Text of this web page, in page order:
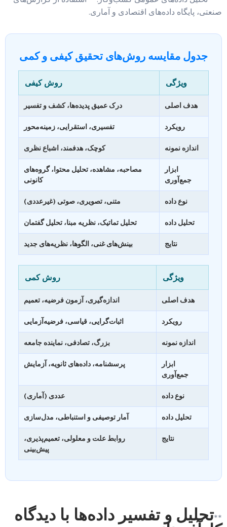
صنعتی، پایگاه داده‌های اقتصادی و آماری.
جدول مقایسه روش‌های تحقیق کیفی و کمی
ویژگی روش کیفی
هدف اصلی درک عمیق پدیده‌ها، کشف و تفسیر
رویکرد تفسیری، استقرایی، زمینه‌محور
اندازه نمونه کوچک، هدفمند، اشباع نظری
ابزار
جمع‌آوری
مصاحبه، مشاهده، تحلیل محتوا، گروه‌های
کانونی
نوع داده متنی، تصویری، صوتی (غیرعددی)
تحلیل داده تحلیل تماتیک، نظریه مبنا، تحلیل گفتمان
نتایج بینش‌های غنی، الگوها، نظریه‌های جدید
ویژگی روش کمی
هدف اصلی اندازه‌گیری، آزمون فرضیه، تعمیم
رویکرد اثبات‌گرایی، قیاسی، فرضیه‌آزمایی
اندازه نمونه بزرگ، تصادفی، نماینده جامعه
ابزار
جمع‌آوری
پرسشنامه، داده‌های ثانویه، آزمایش
نوع داده عددی (آماری)
تحلیل داده آمار توصیفی و استنباطی، مدل‌سازی
نتایج
روابط علت و معلولی، تعمیم‌پذیری،
پیش‌بینی
**تحلیل و تفسیر داده‌ها با دیدگاه